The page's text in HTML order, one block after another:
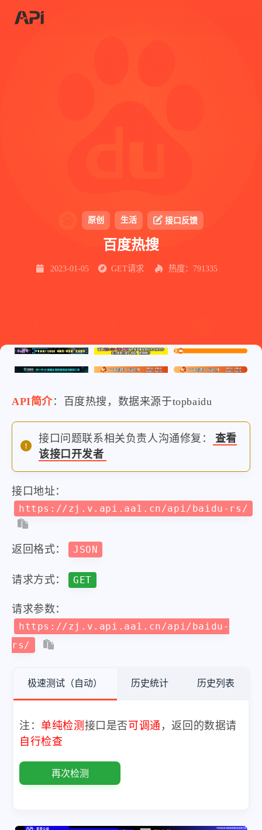
原创 生活 接口反馈
百度热搜
2023-01-05 GET请求 热度：791335
API简介：百度热搜，数据来源于topbaidu
接口问题联系相关负责人沟通修复：
查看
该接口开发者
接口地址：
https://zj.v.api.aa1.cn/api/baidu-rs/
返回格式： JSON
请求方式： GET
请求参数：
https://zj.v.api.aa1.cn/api/baidu-
rs/
极速测试（自动） 历史统计 历史列表
注： 单纯检测 接口是否 可调通 ，返回的数据请
自行检查
再次检测